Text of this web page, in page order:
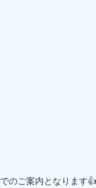
でのご案内となります👍